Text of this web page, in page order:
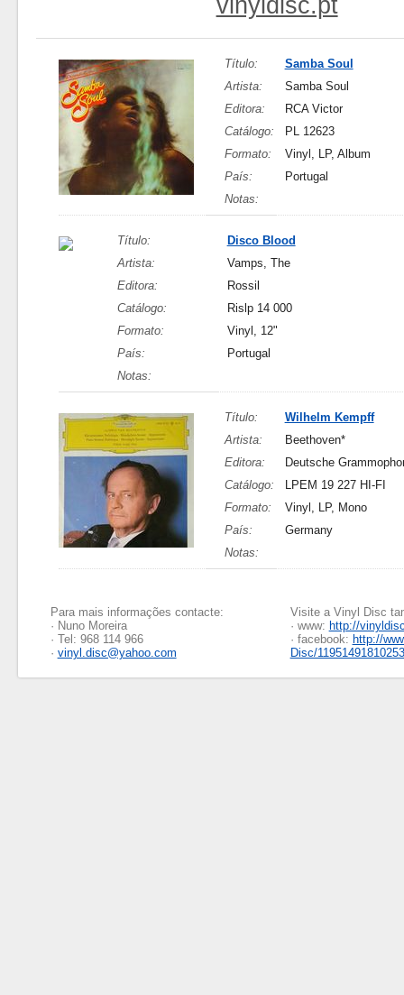
vinyldisc.pt
Título:
Samba Soul
Artista:
Samba Soul
Editora:
RCA Victor
Catálogo:
PL 12623
Formato:
Vinyl, LP, Album
País:
Portugal
Notas:
Título:
Disco Blood
Artista:
Vamps, The
Editora:
Rossil
Catálogo:
Rislp 14 000
Formato:
Vinyl, 12"
País:
Portugal
Notas:
Título:
Wilhelm Kempff
Artista:
Beethoven*
Editora:
Deutsche
Catálogo:
LPEM 19 227 HI-FI
Formato:
Vinyl, LP, Mono
País:
Germany
Notas:
Para mais informações contacte:
· Nuno Moreira
· Tel: 968 114 966
· vinyl.disc@yahoo.com
Visite a Vinyl Disc
· www: http://
· facebook: http://
Disc/